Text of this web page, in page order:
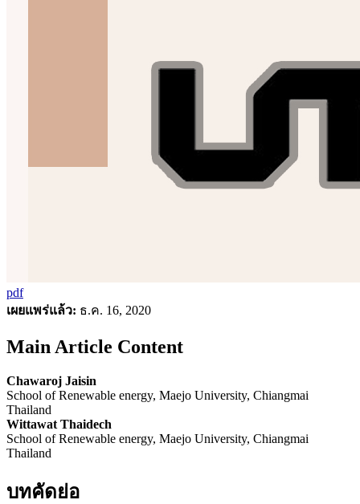
pdf
เผยแพร่แล้ว: ธ.ค. 16, 2020
Main Article Content
Chawaroj Jaisin
School of Renewable energy, Maejo University, Chiangmai
Thailand
Wittawat Thaidech
School of Renewable energy, Maejo University, Chiangmai
Thailand
บทคัดย่อ